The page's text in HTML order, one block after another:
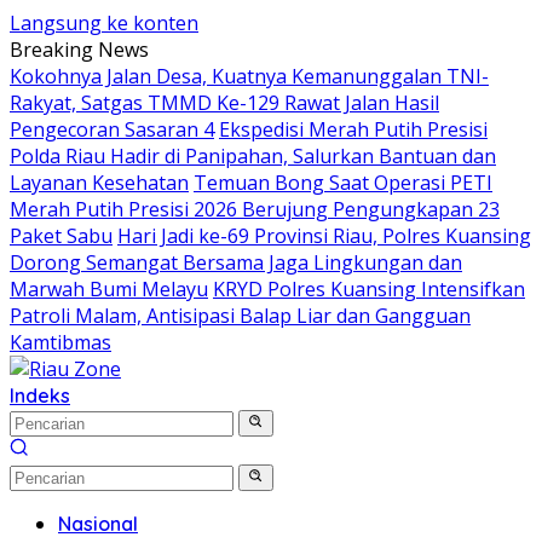
Langsung ke konten
Breaking News
Kokohnya Jalan Desa, Kuatnya Kemanunggalan TNI-
Rakyat, Satgas TMMD Ke-129 Rawat Jalan Hasil
Pengecoran Sasaran 4 Ekspedisi Merah Putih Presisi
Polda Riau Hadir di Panipahan, Salurkan Bantuan dan
Layanan Kesehatan Temuan Bong Saat Operasi PETI
Merah Putih Presisi 2026 Berujung Pengungkapan 23
Paket Sabu Hari Jadi ke-69 Provinsi Riau, Polres Kuansing
Dorong Semangat Bersama Jaga Lingkungan dan
Marwah Bumi Melayu KRYD Polres Kuansing Intensifkan
Patroli Malam, Antisipasi Balap Liar dan Gangguan
Kamtibmas
Indeks
Nasional